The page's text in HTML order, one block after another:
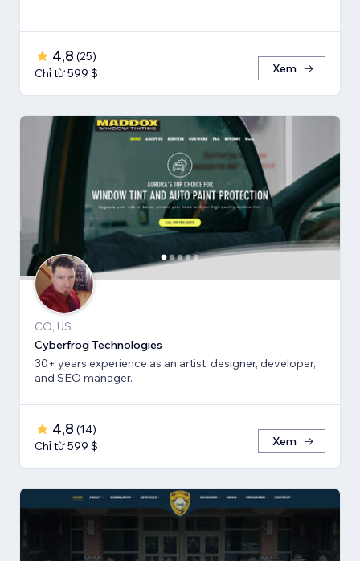
4,8 (25)
Chỉ từ 599 $
Xem
CO, US
Cyberfrog Technologies
30+ years experience as an artist, designer, developer,
and SEO manager.
4,8 (14)
Chỉ từ 599 $
Xem